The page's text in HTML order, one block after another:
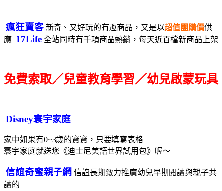
瘋狂賣客 新奇、又好玩的有趣商品，又是以超值團購價供
應 17Life 全站同時有千項商品熱銷，每天近百檔新商品上架
免費索取／兒童教育學習／幼兒啟蒙玩具
Disney寰宇家庭
家中如果有0~3歲的寶寶，只要填寫表格
寰宇家庭就送您《迪士尼美語世界試用包》喔～
信誼奇蜜親子網 信誼長期致力推廣幼兒早期閱讀與親子共
讀的